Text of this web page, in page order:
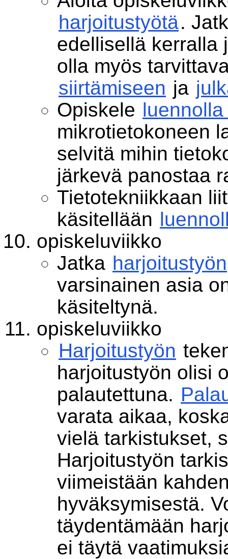
harjoitustyötä.
edellisellä kerralla
olla myös
siirtämiseen ja
Opiskele
mikrotietokoneen
selvitä mihin
järkevä panostaa
Tietotekniikkaan
käsitellään
opiskeluviikko
Jatka harjoitustyön
varsinainen asia
käsiteltynä.
opiskeluviikko
Harjoitustyön
harjoitustyön olisi
palautettuna.
varata aikaa,
vielä tarkistukset,
Harjoitustyön
viimeistään
hyväksymisestä.
täydentämään
ei täytä